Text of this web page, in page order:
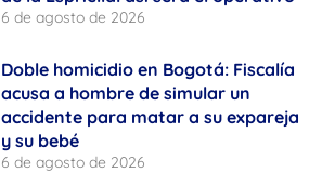
6 de agosto de 2026
Doble homicidio en Bogotá: Fiscalía
acusa a hombre de simular un
accidente para matar a su expareja
y su bebé
6 de agosto de 2026